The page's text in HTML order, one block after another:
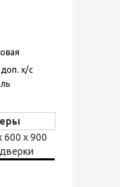
х/с
600 х 900